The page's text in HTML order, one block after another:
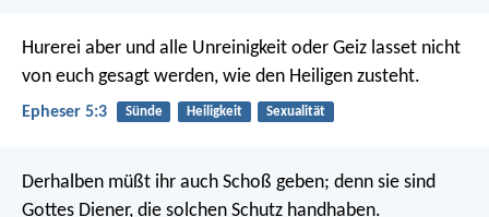
Hurerei aber und alle Unreinigkeit oder Geiz lasset nicht
von euch gesagt werden, wie den Heiligen zusteht.
Epheser 5:3 Sünde Heiligkeit Sexualität
Derhalben müßt ihr auch Schoß geben; denn sie sind
Gottes Diener, die solchen Schutz handhaben.